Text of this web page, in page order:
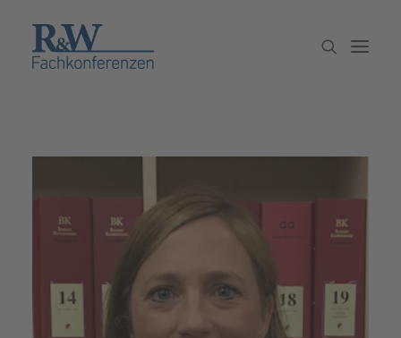
Newsletter